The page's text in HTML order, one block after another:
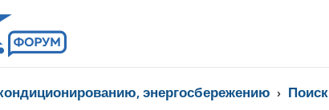
энергосбережению Поиск